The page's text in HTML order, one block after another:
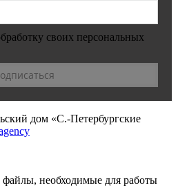
своих персональных
дом «С.-Петербургские
необходимые для работы